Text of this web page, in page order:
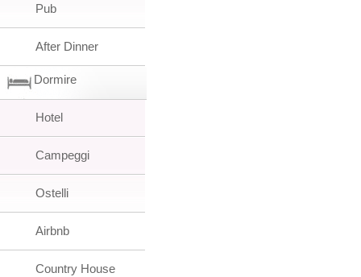
Pub
After Dinner
Dormire
Hotel
Campeggi
Ostelli
Airbnb
Country House